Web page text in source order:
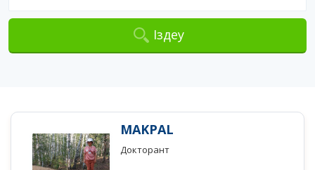
Іздеу
MAKPAL
Докторант